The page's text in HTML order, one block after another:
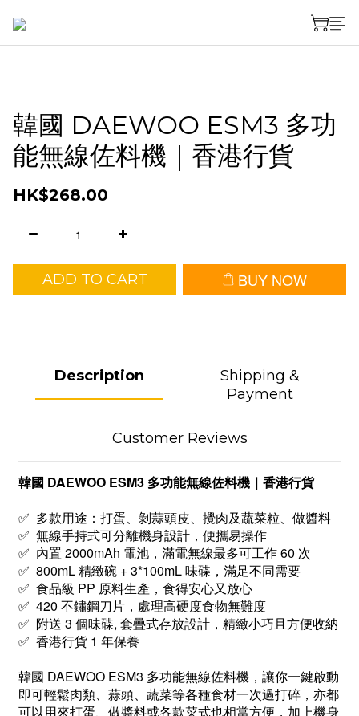
韓國 DAEWOO ESM3 多功
能無線佐料機｜香港行貨
HK$268.00
ADD TO CART BUY NOW
Description
Shipping &
Payment
Customer Reviews
韓國 DAEWOO ESM3 多功能無線佐料機｜香港行貨
✅ 多款用途：打蛋、剝蒜頭皮、攪肉及蔬菜粒、做醬料
✅ 無線手持式可分離機身設計，便攜易操作
✅ 內置 2000mAh 電池，滿電無線最多可工作 60 次
✅ 800mL 精緻碗 + 3*100mL 味碟，滿足不同需要
✅ 食品級 PP 原料生產，食得安心又放心
✅ 420 不鏽鋼刀片，處理高硬度食物無難度
✅ 附送 3 個味碟, 套疊式存放設計，精緻小巧且方便收納
✅ 香港行貨 1 年保養
韓國 DAEWOO ESM3 多功能無線佐料機，讓你一鍵啟動
即可輕鬆肉類、蒜頭、蔬菜等各種食材一次過打碎，亦都
可以用來打蛋、做醬料或各款菜式也相當方便，加上機身